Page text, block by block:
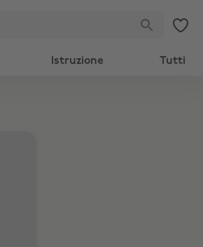
Istruzione Tutti